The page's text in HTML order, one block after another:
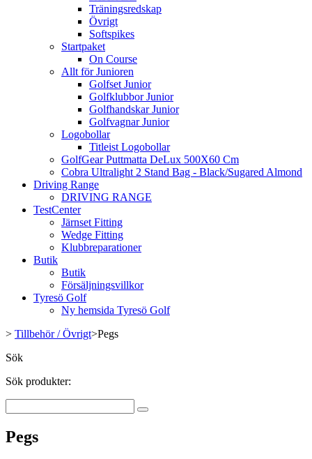
Träningsredskap
Övrigt
Softspikes
Startpaket
On Course
Allt för Junioren
Golfset Junior
Golfklubbor Junior
Golfhandskar Junior
Golfvagnar Junior
Logobollar
Titleist Logobollar
GolfGear Puttmatta DeLux 500X60 Cm
Cobra Ultralight 2 Stand Bag - Black/Sugared Almond
Driving Range
DRIVING RANGE
TestCenter
Järnset Fitting
Wedge Fitting
Klubbreparationer
Butik
Butik
Försäljningsvillkor
Tyresö Golf
Ny hemsida Tyresö Golf
> Tillbehör / Övrigt>Pegs
Sök
Sök produkter:
Pegs